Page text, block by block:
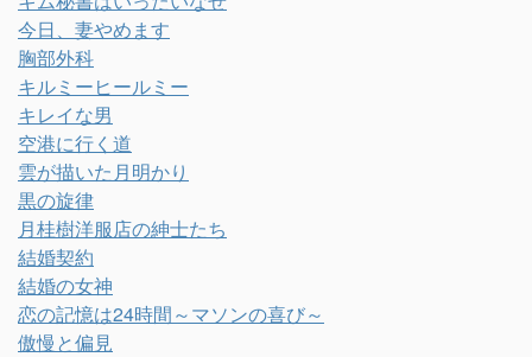
今日、妻やめます
胸部外科
キルミーヒールミー
キレイな男
空港に行く道
雲が描いた月明かり
黒の旋律
月桂樹洋服店の紳士たち
結婚契約
結婚の女神
恋の記憶は24時間～マソンの喜び～
傲慢と偏見